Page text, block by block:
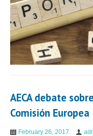
AECA debate
Comisión Europea
February 26, 2017